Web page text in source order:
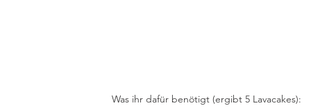
Was ihr dafür benötigt (ergibt 5 Lavacakes):